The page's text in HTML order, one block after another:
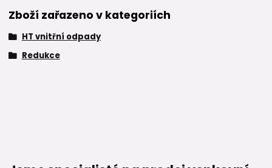
Zboží zařazeno v kategoriích
HT vnitřní odpady
Redukce